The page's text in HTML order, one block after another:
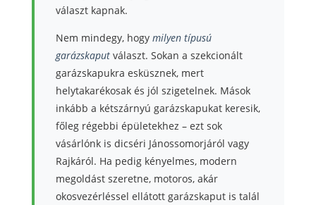
választ kapnak.
Nem mindegy, hogy milyen típusú
garázskaputválaszt. Sokan a szekcionált
garázskapukra esküsznek, mert
helytakarékosak és jól szigetelnek. Mások
inkább a kétszárnyú garázskapukat keresik,
főleg régebbi épületekhez – ezt sok
vásárlónk is dicséri Jánossomorjáról vagy
Rajkáról. Ha pedig kényelmes, modern
megoldást szeretne, motoros, akár
okosvezérléssel ellátott garázskaput is talál